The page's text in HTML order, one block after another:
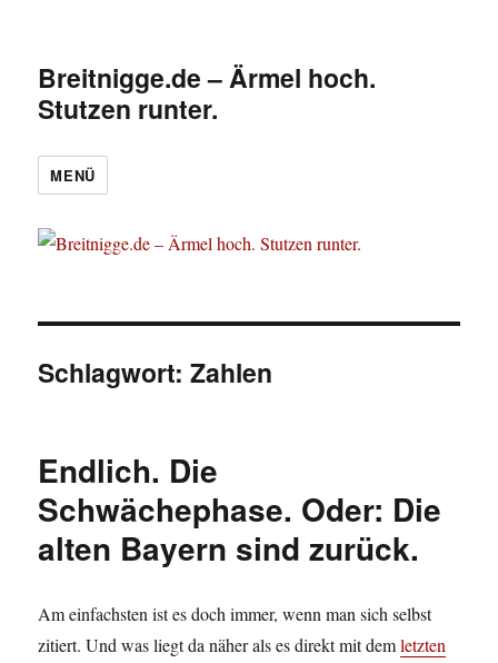
Breitnigge.de – Ärmel hoch.
Stutzen runter.
MENÜ
Schlagwort:Zahlen
Endlich. Die
Schwächephase. Oder: Die
alten Bayern sind zurück.
Am einfachsten ist es doch immer, wenn man sich selbst
zitiert. Und was liegt da näher als es direkt mit demletzten